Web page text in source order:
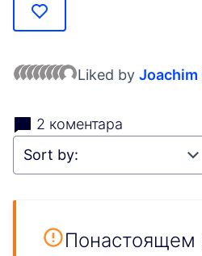
Liked by Joachim
2 коментара
Понастоящем